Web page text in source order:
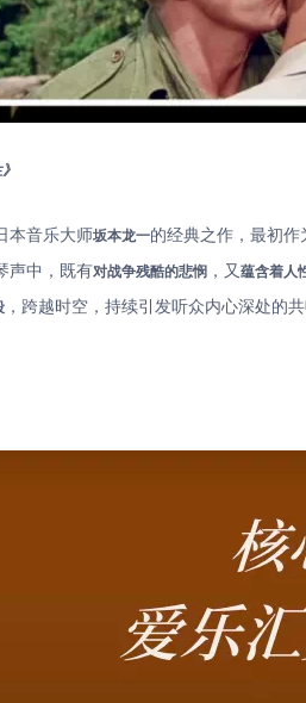
本音乐大师坂本龙一的经典之作，最初
声中，既有对战争残酷的悲悯 ，又蕴含着人
，跨越时空，持续引发听众内心深处的